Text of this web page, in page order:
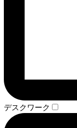
デスクワーク